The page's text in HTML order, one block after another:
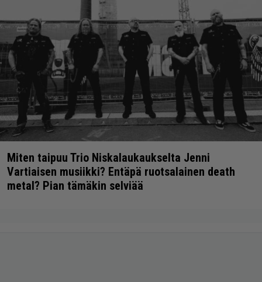
Miten taipuu Trio Niskalaukaukselta Jenni
Vartiaisen musiikki? Entäpä ruotsalainen death
metal? Pian tämäkin selviää